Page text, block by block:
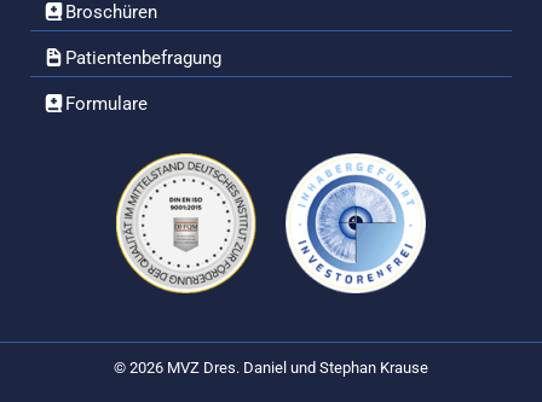
Broschüren
Patientenbefragung
Formulare
© 2026 MVZ Dres. Daniel und Stephan Krause